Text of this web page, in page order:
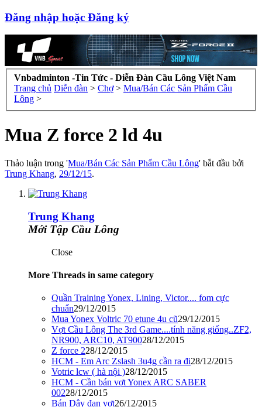
Đăng nhập hoặc Đăng ký
Vnbadminton -Tin Tức - Diễn Đàn Cầu Lông Việt Nam
Trang chủ Diễn đàn > Chợ > Mua/Bán Các Sản Phẩm Cầu
Lông >
Mua Z force 2 ld 4u
Thảo luận trong 'Mua/Bán Các Sản Phẩm Cầu Lông' bắt đầu bởi
Trung Khang, 29/12/15.
Trung Khang
Mới Tập Cầu Lông
Close
More Threads in same category
Quần Training Yonex, Lining, Victor.... fom cực
chuẩn29/12/2015
Mua Yonex Voltric 70 etune 4u cũ29/12/2015
Vợt Cầu Lông The 3rd Game....tính năng giống..ZF2,
NR900, ARC10, AT90028/12/2015
Z force 228/12/2015
HCM - Em Arc Zslash 3u4g cần ra đi28/12/2015
Votric lcw ( hà nội )28/12/2015
HCM - Cần bán vợt Yonex ARC SABER
00228/12/2015
Bán Dây đan vợt26/12/2015